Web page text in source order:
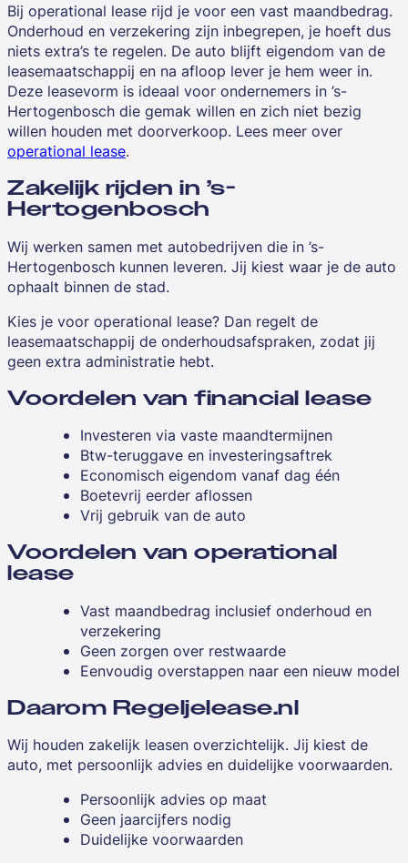
Bij operational lease rijd je voor een vast maandbedrag.
Onderhoud en verzekering zijn inbegrepen, je hoeft dus
niets extra’s te regelen. De auto blijft eigendom van de
leasemaatschappij en na afloop lever je hem weer in.
Deze leasevorm is ideaal voor ondernemers in ’s-
Hertogenbosch die gemak willen en zich niet bezig
willen houden met doorverkoop. Lees meer over
operational lease.
Zakelijk rijden in ’s-
Hertogenbosch
Wij werken samen met autobedrijven die in ’s-
Hertogenbosch kunnen leveren. Jij kiest waar je de auto
ophaalt binnen de stad.
Kies je voor operational lease? Dan regelt de
leasemaatschappij de onderhoudsafspraken, zodat jij
geen extra administratie hebt.
Voordelen van financial lease
Investeren via vaste maandtermijnen
Btw-teruggave en investeringsaftrek
Economisch eigendom vanaf dag één
Boetevrij eerder aflossen
Vrij gebruik van de auto
Voordelen van operational
lease
Vast maandbedrag inclusief onderhoud en
verzekering
Geen zorgen over restwaarde
Eenvoudig overstappen naar een nieuw model
Daarom Regeljelease.nl
Wij houden zakelijk leasen overzichtelijk. Jij kiest de
auto, met persoonlijk advies en duidelijke voorwaarden.
Persoonlijk advies op maat
Geen jaarcijfers nodig
Duidelijke voorwaarden